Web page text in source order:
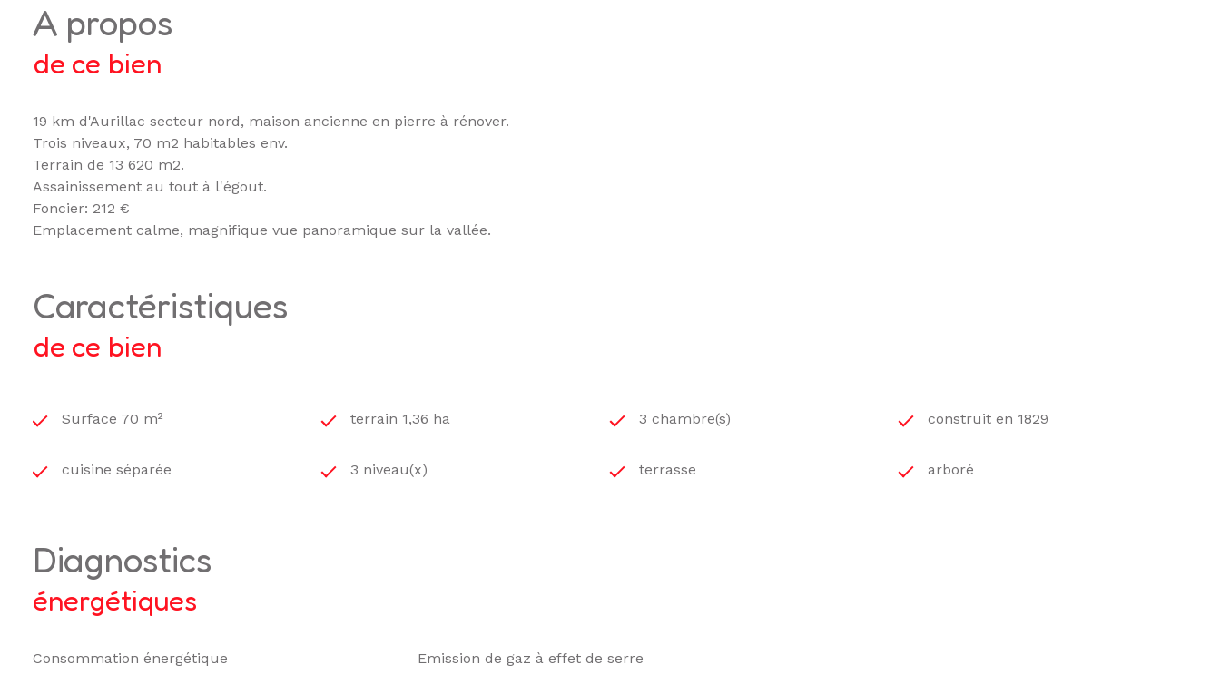
a propos
de ce bien
19 km d'Aurillac secteur nord, maison ancienne en pierre à rénover.
Trois niveaux, 70 m2 habitables env.
Terrain de 13 620 m2.
Assainissement au tout à l'égout.
Foncier: 212 €
Emplacement calme, magnifique vue panoramique sur la vallée.
caractéristiques
de ce bien
Surface 70 m² terrain 1,36 ha 3 chambre(s) construit en 1829
cuisine séparée 3 niveau(x) terrasse arboré
diagnostics
énergétiques
Consommation énergétique Emission de gaz à effet de serre